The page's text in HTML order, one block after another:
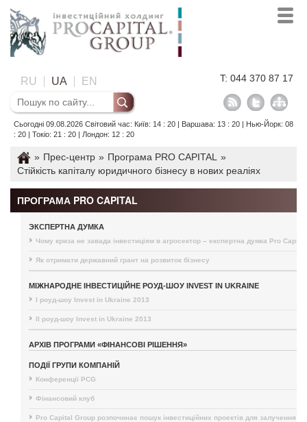
RU UA EN T: 044 370 87 17
Сьогодні 09.08.2026 Світовий час: Київ: 14 : 20 | Варшава: 13 : 20 | Нью-Йорк: 08
: 20 | Токіо: 21 : 20 | Лондон: 12 : 20
» Прес-центр » Програма PRO CAPITAL
»
Стійкість капіталу юридичного бізнесу в нових реаліях
ПРОГРАМА PRO CAPITAL
ЭКСПЕРТНА ДУМКА
Чому криза не завада інвестиціям в агросектор – експертна думка Pro
Як отримати державний грант на розвиток бізнесу
МІЖНАРОДНЕ ІНВЕСТИЦІЙНЕ РОУД-ШОУ INVEST IN UKRAINE
I роуд-шоу Invest in Ukraine 2013
II роуд-шоу Invest in Ukraine 2013
АРХІВ ПРОГРАМИ «ФІНАНСОВІ РІШЕННЯ»
ПОДІЇ ГРУПИ КОМПАНІЙ
Конференції PCG
Фінансовий клуб
Pro Capital Group розпочинає пошук інвестиційних проектів для залучення